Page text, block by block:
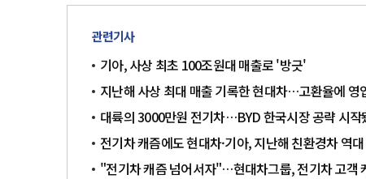
관련기사
기아, 사상 최초 100조원대 매출로 '방긋'
지난해 사상 최대 매출 기록한 현대차…고환율에 영
대륙의 3000만원 전기차…BYD 한국시장 공략 시작
전기차 캐즘에도 현대차·기아, 지난해 친환경차 역
"전기차 캐즘 넘어서자"…현대차그룹, 전기차 고객